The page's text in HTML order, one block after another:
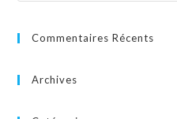
Commentaires Récents
Archives